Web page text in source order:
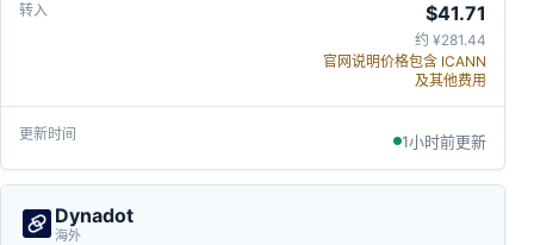
$41.71
约 ¥281.44
官网说明价格包含 ICANN
及其他费用
1小时前更新
Dynadot
海外